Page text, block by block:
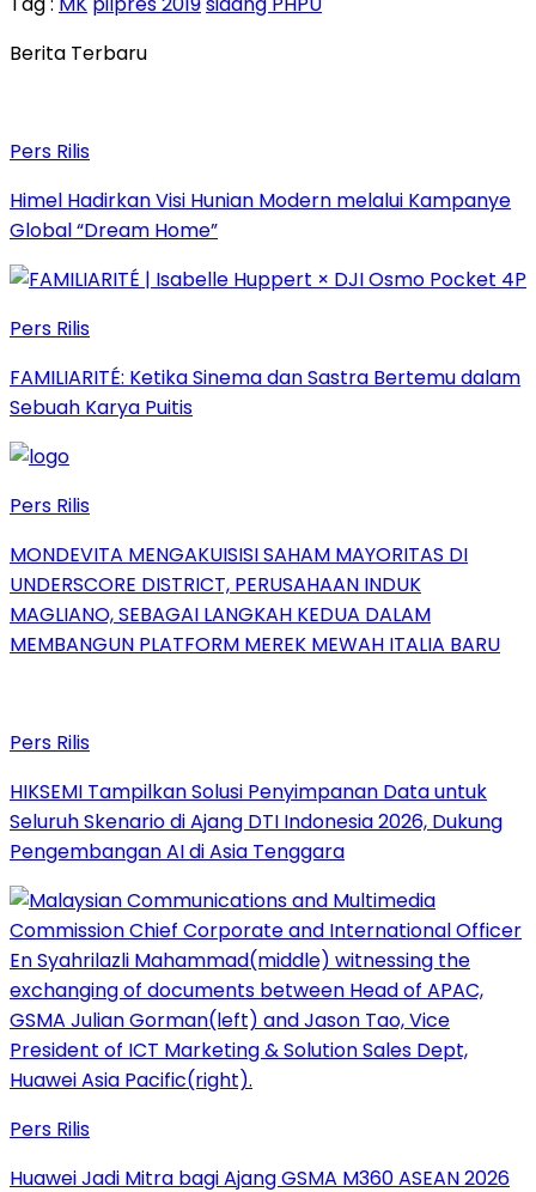
Berita Terbaru
Pers Rilis
Himel Hadirkan Visi Hunian Modern melalui Kampanye
Global “Dream Home”
Pers Rilis
FAMILIARITÉ: Ketika Sinema dan Sastra Bertemu dalam
Sebuah Karya Puitis
Pers Rilis
MONDEVITA MENGAKUISISI SAHAM MAYORITAS DI
UNDERSCORE DISTRICT, PERUSAHAAN INDUK
MAGLIANO, SEBAGAI LANGKAH KEDUA DALAM
MEMBANGUN PLATFORM MEREK MEWAH ITALIA BARU
Pers Rilis
HIKSEMI Tampilkan Solusi Penyimpanan Data untuk
Seluruh Skenario di Ajang DTI Indonesia 2026, Dukung
Pengembangan AI di Asia Tenggara
Pers Rilis
Huawei Jadi Mitra bagi Ajang GSMA M360 ASEAN 2026